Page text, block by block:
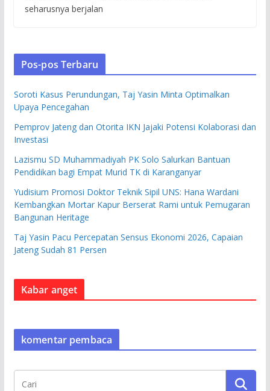
seharusnya berjalan
Pos-pos Terbaru
Soroti Kasus Perundungan, Taj Yasin Minta Optimalkan
Upaya Pencegahan
Pemprov Jateng dan Otorita IKN Jajaki Potensi Kolaborasi dan
Investasi
Lazismu SD Muhammadiyah PK Solo Salurkan Bantuan
Pendidikan bagi Empat Murid TK di Karanganyar
Yudisium Promosi Doktor Teknik Sipil UNS: Hana Wardani
Kembangkan Mortar Kapur Berserat Rami untuk Pemugaran
Bangunan Heritage
Taj Yasin Pacu Percepatan Sensus Ekonomi 2026, Capaian
Jateng Sudah 81 Persen
Kabar anget
komentar pembaca